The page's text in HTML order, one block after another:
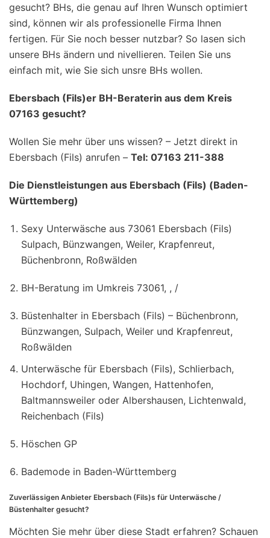
gesucht? BHs, die genau auf Ihren Wunsch optimiert
sind, können wir als professionelle Firma Ihnen
fertigen. Für Sie noch besser nutzbar? So lasen sich
unsere BHs ändern und nivellieren. Teilen Sie uns
einfach mit, wie Sie sich unsre BHs wollen.
Ebersbach (Fils)er BH-Beraterin aus dem Kreis
07163 gesucht?
Wollen Sie mehr über uns wissen? – Jetzt direkt in
Ebersbach (Fils) anrufen – Tel: 07163 211-388
Die Dienstleistungen aus Ebersbach (Fils) (Baden-
Württemberg)
Sexy Unterwäsche aus 73061 Ebersbach (Fils)
Sulpach, Bünzwangen, Weiler, Krapfenreut,
Büchenbronn, Roßwälden
BH-Beratung im Umkreis 73061, , /
Büstenhalter in Ebersbach (Fils) – Büchenbronn,
Bünzwangen, Sulpach, Weiler und Krapfenreut,
Roßwälden
Unterwäsche für Ebersbach (Fils), Schlierbach,
Hochdorf, Uhingen, Wangen, Hattenhofen,
Baltmannsweiler oder Albershausen, Lichtenwald,
Reichenbach (Fils)
Höschen GP
Bademode in Baden-Württemberg
Zuverlässigen Anbieter Ebersbach (Fils)s für Unterwäsche /
Büstenhalter gesucht?
Möchten Sie mehr über diese Stadt erfahren? Schauen